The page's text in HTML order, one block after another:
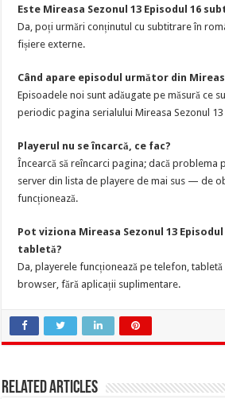
Este Mireasa Sezonul 13 Episodul 16
Da, poți urmări conținutul cu subtitrare în
fișiere externe.
Când apare episodul următor din
Episoadele noi sunt adăugate pe măsură ce
periodic pagina serialului Mireasa Sezonul
Playerul nu se încarcă, ce fac?
Încearcă să reîncarci pagina; dacă problema
server din lista de playere de mai sus — de
funcționează.
Pot viziona Mireasa Sezonul 13
tabletă?
Da, playerele funcționează pe telefon,
browser, fără aplicații suplimentare.
Related Articles